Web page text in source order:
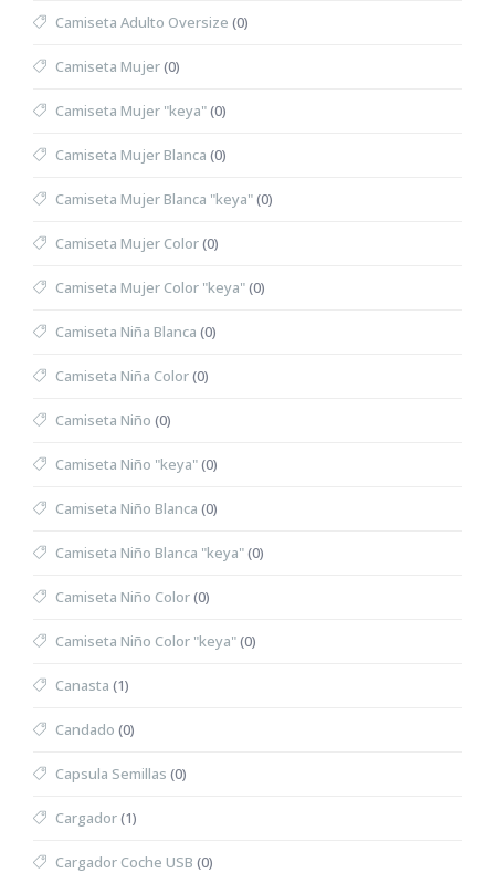
Camiseta Adulto Oversize (0)
Camiseta Mujer(0)
Camiseta Mujer "keya"(0)
Camiseta Mujer Blanca (0)
Camiseta Mujer Blanca "keya"(0)
Camiseta Mujer Color(0)
Camiseta Mujer Color "keya"(0)
Camiseta Niña Blanca (0)
Camiseta Niña Color(0)
Camiseta Niño (0)
Camiseta Niño "keya"(0)
Camiseta Niño Blanca (0)
Camiseta Niño Blanca "keya"(0)
Camiseta Niño Color(0)
Camiseta Niño Color "keya"(0)
Canasta (1)
Candado (0)
Capsula Semillas (0)
Cargador(1)
Cargador Coche USB (0)